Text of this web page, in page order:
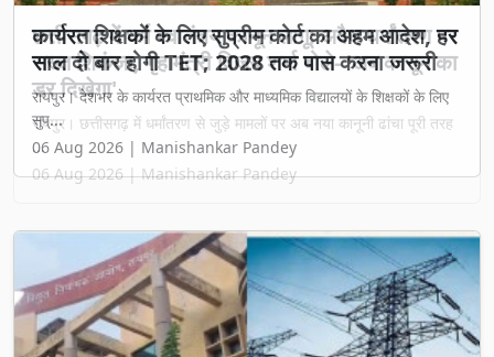
छत्तीसगढ़ में धर्म स्वातंत्र्य कानून लागू: अवैध धर्मांतरण पर
सख्त शिकंजा, गृह मंत्री विजय शर्मा बोले- 'अब कानून का
डर दिखेगा'
रायपुर। छत्तीसगढ़ में धर्मांतरण से जुड़े मामलों पर अब नया कानूनी ढांचा पूरी तरह
...
06 Aug 2026 | Manishankar Pandey